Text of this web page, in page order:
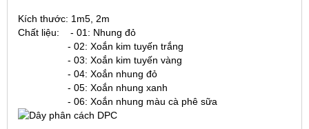
Kích thước: 1m5, 2m
Chất liệu: - 01: Nhung đỏ
- 02: Xoắn kim tuyến trắng
- 03: Xoắn kim tuyến vàng
- 04: Xoắn nhung đỏ
- 05: Xoắn nhung xanh
- 06: Xoắn nhung màu cà phê sữa